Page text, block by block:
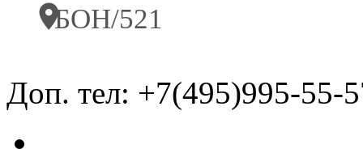
БОН/521
Доп. тел: +7(495)995-55-